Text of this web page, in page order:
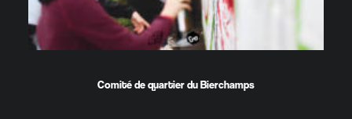
Comité de quartier du Bierchamps